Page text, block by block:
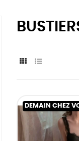
DEMAIN CHEZ